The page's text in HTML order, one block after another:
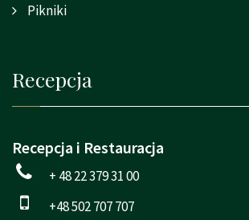
Pikniki
Recepcja
Recepcja i Restauracja
+ 48 22 379 31 00
+48 502 707 707